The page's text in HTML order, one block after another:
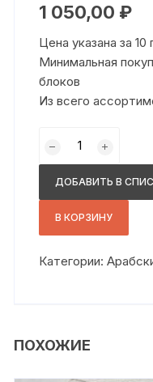
1 050,00 ₽
Цена указана за 10
Минимальная
блоков
Из всего
товара
какао
ДОБАВИТЬ В
В КОРЗИНУ
Категории:
ПОХОЖИЕ